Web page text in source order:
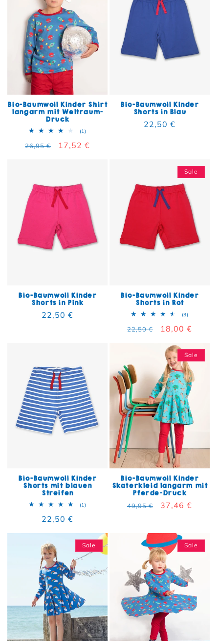
Bio-Baumwoll Kinder Shirt
langarm mit Weltraum-
Druck
(1)1 Bewertungen insgesamt
Normaler Preis
26,95 € Verkaufspreis
17,52 €
Bio-Baumwoll Kinder
Shorts in Blau
Normaler Preis
22,50 €
Bio-Baumwoll Kinder
Shorts in Pink
Normaler Preis
22,50 €
Sale
Bio-Baumwoll Kinder
Shorts in Rot
(3)3
Normaler Preis
22,50 € Verkaufspreis
18,00 €
Bio-Baumwoll Kinder
Shorts mit blauen
Streifen
(1)1 Bewertungen insgesamt
Normaler Preis
22,50 €
Sale
Bio-Baumwoll Kinder
Skaterkleid langarm mit
Pferde-Druck
Normaler Preis
49,95 € Verkaufspreis
37,46 €
Sale Sale